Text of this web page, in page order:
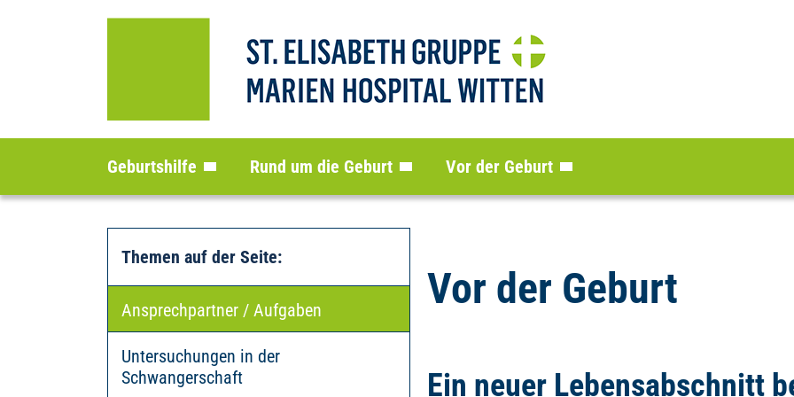
Geburtshilfe Rund um die Geburt Vor der Geburt
Themen auf der Seite:
Ansprechpartner / Aufgaben
Untersuchungen in der
Schwangerschaft
Vor der Geburt
Ein neuer Lebensabschnitt